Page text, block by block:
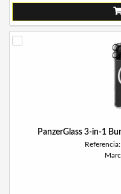
PanzerGlass 3-in-1